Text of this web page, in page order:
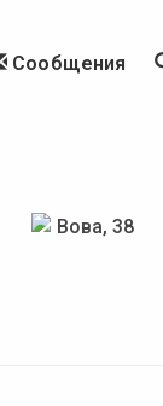
Сообщения